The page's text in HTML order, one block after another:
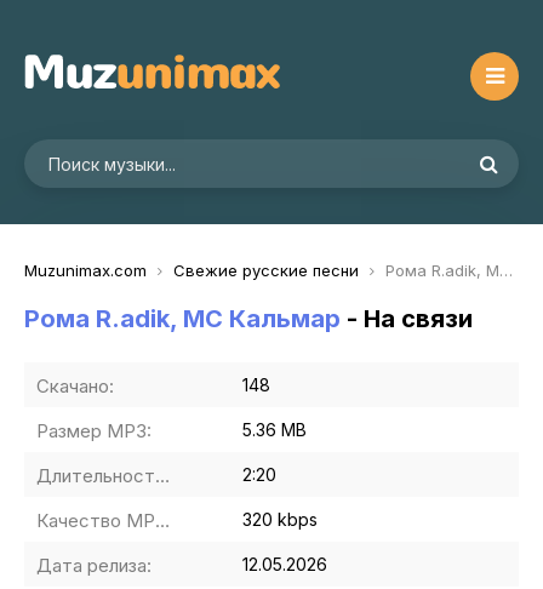
Muzunimax.com Свежие русские песни Рома R.adik, МС Кальмар - На связи
Рома R.adik, МС Кальмар - На связи
Скачано: 148
Размер MP3: 5.36 MB
Длительность MP3: 2:20
Качество MP3: 320 kbps
Дата релиза: 12.05.2026